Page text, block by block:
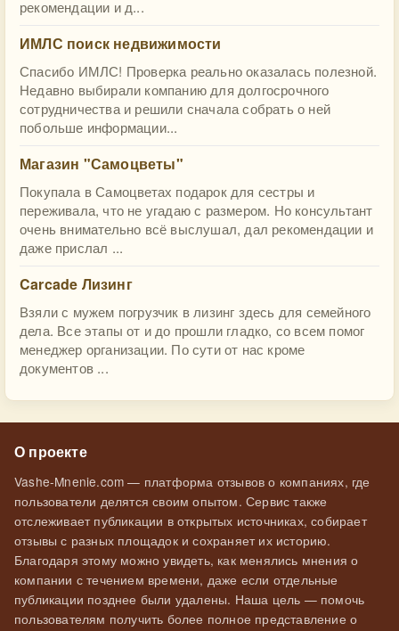
рекомендации и д...
ИМЛС поиск недвижимости
Спасибо ИМЛС! Проверка реально оказалась полезной.
Недавно выбирали компанию для долгосрочного
сотрудничества и решили сначала собрать о ней
побольше информации...
Магазин "Самоцветы"
Покупала в Самоцветах подарок для сестры и
переживала, что не угадаю с размером. Но консультант
очень внимательно всё выслушал, дал рекомендации и
даже прислал ...
Carcade Лизинг
Взяли с мужем погрузчик в лизинг здесь для семейного
дела. Все этапы от и до прошли гладко, со всем помог
менеджер организации. По сути от нас кроме
документов ...
О проекте
Vashe-Mnenie.com — платформа отзывов о компаниях, где
пользователи делятся своим опытом. Сервис также
отслеживает публикации в открытых источниках, собирает
отзывы с разных площадок и сохраняет их историю.
Благодаря этому можно увидеть, как менялись мнения о
компании с течением времени, даже если отдельные
публикации позднее были удалены. Наша цель — помочь
пользователям получить более полное представление о